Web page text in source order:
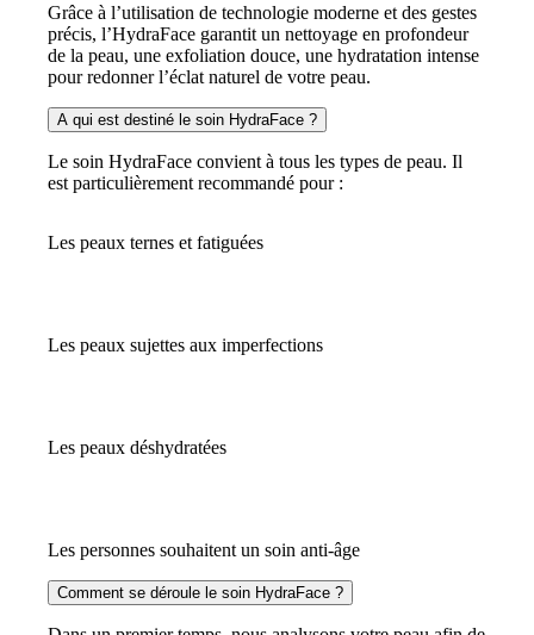
Grâce à l’utilisation de technologie moderne et des gestes
précis, l’HydraFace garantit un nettoyage en profondeur
de la peau, une exfoliation douce, une hydratation intense
pour redonner l’éclat naturel de votre peau.
A qui est destiné le soin HydraFace ?
Le soin HydraFace convient à tous les types de peau. Il
est particulièrement recommandé pour :
Les peaux ternes et fatiguées
Les peaux sujettes aux imperfections
Les peaux déshydratées
Les personnes souhaitent un soin anti-âge
Comment se déroule le soin HydraFace ?